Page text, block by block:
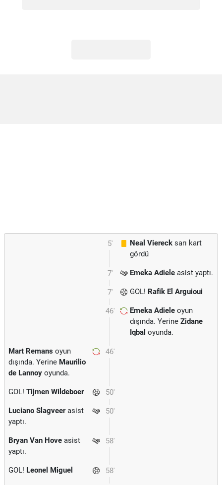
5' Neal Viereck sarı kart
gördü
7' Emeka Adiele asist yaptı.
7' GOL! Rafik El Arguioui
46' Emeka Adiele oyun
dışında. Yerine Zidane
Iqbal oyunda.
46'
Mart Remans oyun
dışında. Yerine Maurilio
de Lannoy oyunda.
50'
GOL! Tijmen Wildeboer
50'
Luciano Slagveerasist
yaptı.
58'
Bryan Van Hove asist
yaptı.
58'
GOL! Leonel Miguel